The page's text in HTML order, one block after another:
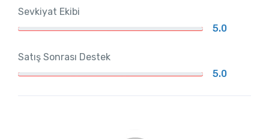
Sevkiyat Ekibi
5.0
Satış Sonrası Destek
5.0